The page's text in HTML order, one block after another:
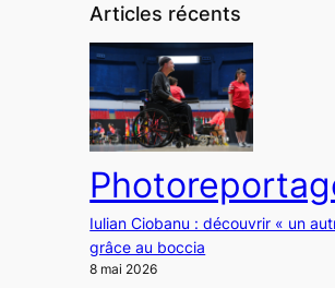
Articles récents
Iulian Ciobanu : découvrir « un
grâce au boccia
8 mai 2026